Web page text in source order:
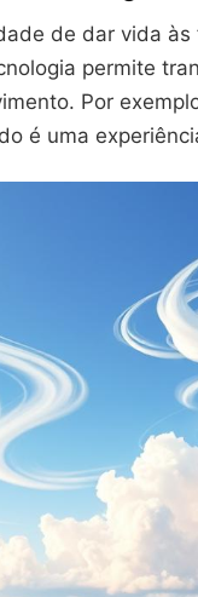
de dar vida
permite
Por
é uma